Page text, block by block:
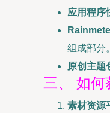
应用程序
组成部分。
原创主题
三、 如
素材资源